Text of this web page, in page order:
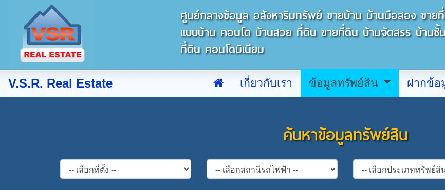
ศูนย์กลางข้อมูล อสังหาริมทรัพย์ ขายบ้าน บ้านมือสอง ขาย
แบบบ้าน คอนโด บ้านสวย ที่ดิน ขายที่ดิน บ้านจัดสรร บ้านชั้
ที่ดิน คอนโดมิเนียม
V.S.R. Real Estate เกี่ยวกับเรา ข้อมูลทรัพย์สิน ฝากข้อ
ค้นหาข้อมูลทรัพย์สิน